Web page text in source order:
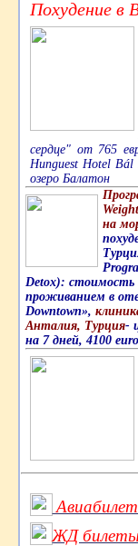
Похудение в
сердце" от 765
Hunguest Hotel Bál
озеро Балатон
на
Detox): стоимость
проживанием в
Downtown»,
Анталия, Турция-
на 7 дней, 4100
ЖД